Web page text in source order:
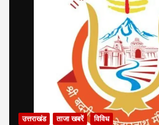
उत्तराखंड ताजा खबरें विविध